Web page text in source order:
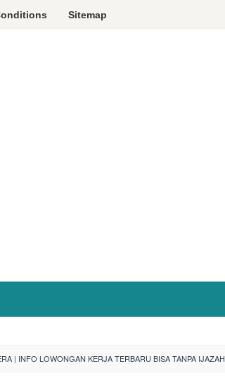
Sitemap
| INFO LOWONGAN KERJA TERBARU BISA TANPA IJAZAH